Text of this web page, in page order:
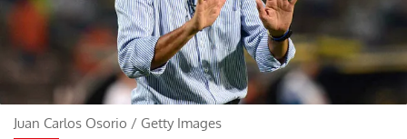
Juan Carlos Osorio / Getty Images